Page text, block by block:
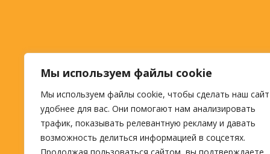
Мы используем файлы cookie
Мы используем файлы cookie, чтобы сделать наш сайт
удобнее для вас. Они помогают нам анализировать
трафик, показывать релевантную рекламу и давать
возможность делиться информацией в соцсетях.